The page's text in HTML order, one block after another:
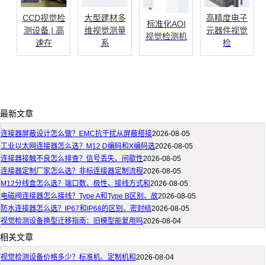
CCD视觉检
测设备 | 高
速在
大型建材多
维视觉测量
系
标准化AOI
视觉检测机
高精度电子
元器件视觉
检
最新文章
连接器屏蔽设计怎么做？EMC抗干扰从屏蔽搭接2026-08-05
工业以太网连接器怎么选？M12 D编码和X编码选2026-08-05
连接器接触不良怎么排查？信号丢失、间歇性2026-08-05
连接器定制厂家怎么选？非标连接器定制流程2026-08-05
M12分线盒怎么选？端口数、极性、接线方式和2026-08-05
电磁阀连接器怎么接线？Type A和Type B区别、故2026-08-05
防水连接器怎么选？IP67和IP68的区别、密封结2026-08-05
视觉检测设备换型迁移指南：旧模型能复用吗2026-08-04
相关文章
视觉检测设备价格多少？标准机、定制机和2026-08-04